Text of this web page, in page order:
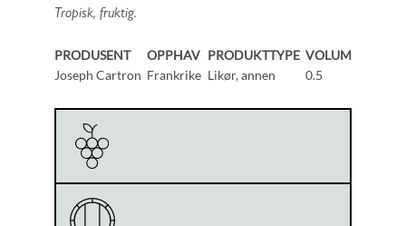
Tropisk, fruktig.
PRODUSENT
Joseph Cartron
OPPHAV
Frankrike
PRODUKTTYPE
Likør, annen
VOLUM
0.5